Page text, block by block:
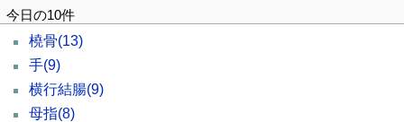
今日の10件
橈骨(13)
手(9)
横行結腸(9)
母指(8)